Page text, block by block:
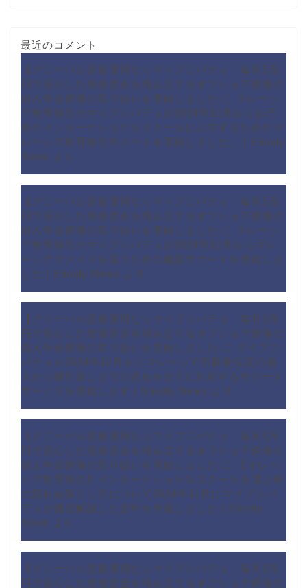
最近のコメント
【グローバル資産運用ならマイプロパティ 毎月5万
円で安心した老後資金を積み立てるオフショア保険の
個人年金保険の取り扱いを開始しました に マレーシ
ア教育移住のマイプロパティが2024年11月からお子
様のインターナショナルスクールに入学するためのマ
レーシア教育移住サポートを開始しました。 | Shoply
News より
【グローバル資産運用ならマイプロパティ 毎月5万
円で安心した老後資金を積み立てるオフショア保険の
個人年金保険の取り扱いを開始しました に マレーシ
ア教育移住のマイプロパティが2024年11月からマレ
ーシアでメイドを雇うための相談サポートを開始しま
した | Shoply News より
【グローバル資産運用ならマイプロパティ 毎月5万
円で安心した老後資金を積み立てるオフショア保険の
個人年金保険の取り扱いを開始しました に マイプロ
パティが2024年12月からマレーシア不動産投資の購
入から鍵引渡しまでの流れを全てに対応するサポート
サービスを開始します | Shoply News より
【グローバル資産運用ならマイプロパティ 毎月5万
円で安心した老後資金を積み立てるオフショア保険の
個人年金保険の取り扱いを開始しました に
【マレー
シア教育移住】インターナショナルスクールを選ぶ時
の思わぬ落とし穴について2024年11月にマイプロパ
ティが徹底解説した資料を作成しました | Shoply
News より
【グローバル資産運用ならマイプロパティ 毎月5万
円で安心した老後資金を積み立てるオフショア保険の